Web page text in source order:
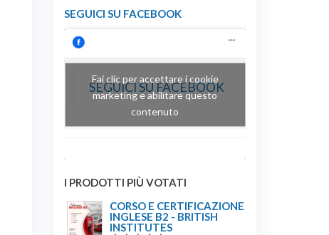
SEGUICI SU FACEBOOK
SEGUICI SU FACEBOOK
Fai clic per accettare i cookie
marketing e abilitare questo
contenuto
I PRODOTTI PIÙ VOTATI
CORSO E CERTIFICAZIONE
INGLESE B2 - BRITISH
INSTITUTES